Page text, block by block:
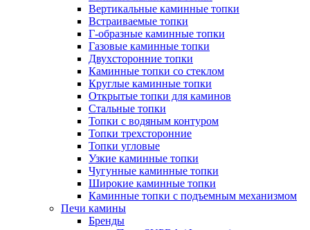
Вертикальные каминные топки
Встраиваемые топки
Г-образные каминные топки
Газовые каминные топки
Двухсторонние топки
Каминные топки со стеклом
Круглые каминные топки
Открытые топки для каминов
Стальные топки
Топки с водяным контуром
Топки трехсторонние
Топки угловые
Узкие каминные топки
Чугунные каминные топки
Широкие каминные топки
Каминные топки с подъемным механизмом
Печи камины
Бренды